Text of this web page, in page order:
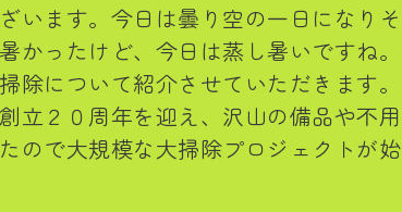
います。今日は曇り空の一日になりそ
かったけど、今日は蒸し暑いですね。
除について紹介させていただきます。
立２０周年を迎え、沢山の備品や不用
ので大規模な大掃除プロジェクトが始